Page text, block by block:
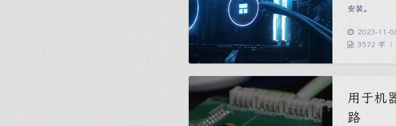
安装。
2023-11-
3572 字
|
用于机
路